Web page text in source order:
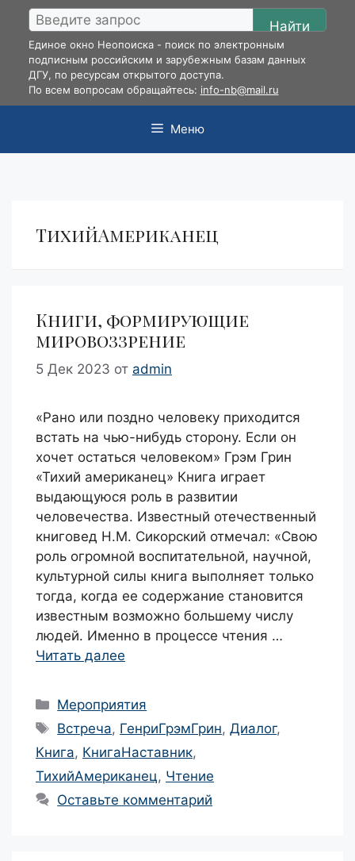
Перейти
содержимому
Найти
Единое окно Неопоиска - поиск по электронным
подписным российским и зарубежным базам данных
ДГУ, по ресурсам открытого доступа.
По всем вопросам обращайтесь: info-nb@mail.ru
Меню
ТихийАмериканец
Книги, формирующие
мировоззрение
5 Дек 2023 от admin
«Рано или поздно человеку приходится
встать на чью-нибудь сторону. Если он
хочет остаться человеком» Грэм Грин
«Тихий американец» Книга играет
выдающуюся роль в развитии
человечества. Известный отечественный
книговед Н.М. Сикорский отмечал: «Свою
роль огромной воспитательной, научной,
культурной силы книга выполняет только
тогда, когда ее содержание становится
известным возможно большему числу
людей. Именно в процессе чтения …
Читать далее
Рубрики
Мероприятия
Метки
Встреча, ГенриГрэмГрин,Диалог,
Книга, КнигаНаставник,
ТихийАмериканец, Чтение
Оставьте комментарий